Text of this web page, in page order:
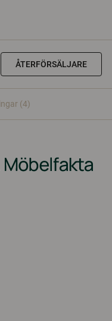
ÅTERFÖRSÄLJARE
(4)